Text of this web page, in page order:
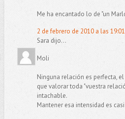
Me ha encantado lo de "un
2 de febrero de 2010 a las 19:01
Sara dijo...
Moli
Ninguna relación es perfecta,
que valorar toda "vuestra
intachable.
Mantener esa intensidad es